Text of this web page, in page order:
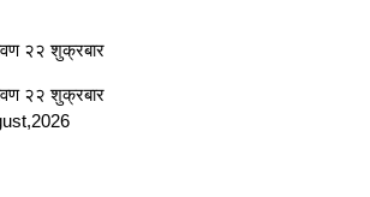
२२ शुक्रबार
२२ शुक्रबार